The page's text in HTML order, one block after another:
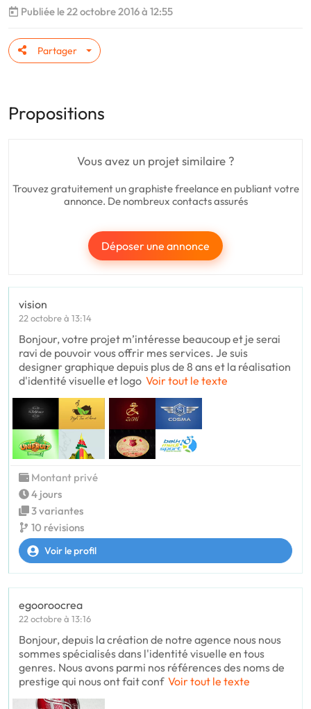
Publiée le 22 octobre 2016 à 12:55
Partager
Propositions
Vous avez un projet similaire ?
Trouvez gratuitement un graphiste freelance en publiant votre
annonce. De nombreux contacts assurés
Déposer une annonce
vision
22 octobre à 13:14
Bonjour, votre projet m’intéresse beaucoup et je serai
ravi de pouvoir vous offrir mes services. Je suis
designer graphique depuis plus de 8 ans et la réalisation
d'identité visuelle et logo Voir tout le texte
Montant privé
4 jours
3 variantes
10 révisions
Voir le profil
egooroocrea
22 octobre à 13:16
Bonjour, depuis la création de notre agence nous nous
sommes spécialisés dans l'identité visuelle en tous
genres. Nous avons parmi nos références des noms de
prestige qui nous ont fait conf Voir tout le texte